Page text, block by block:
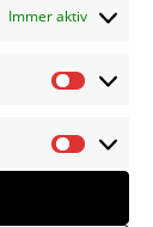
Immer aktiv